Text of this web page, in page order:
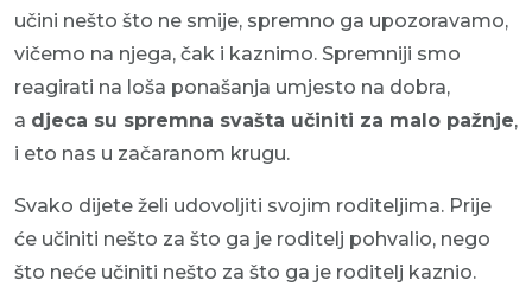
učini nešto što ne smije, spremno ga upozoravamo,
vičemo na njega, čak i kaznimo. Spremniji smo
reagirati na loša ponašanja umjesto na dobra,
a djeca su spremna svašta učiniti za malo pažnje,
i eto nas u začaranom krugu.
Svako dijete želi udovoljiti svojim roditeljima. Prije
će učiniti nešto za što ga je roditelj pohvalio, nego
što neće učiniti nešto za što ga je roditelj kaznio.